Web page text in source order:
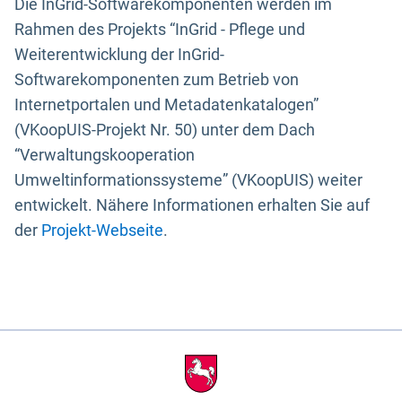
Die InGrid-Softwarekomponenten werden im
Rahmen des Projekts “InGrid - Pflege und
Weiterentwicklung der InGrid-
Softwarekomponenten zum Betrieb von
Internetportalen und Metadatenkatalogen”
(VKoopUIS-Projekt Nr. 50) unter dem Dach
“Verwaltungskooperation
Umweltinformationssysteme” (VKoopUIS) weiter
entwickelt. Nähere Informationen erhalten Sie auf
der Projekt-Webseite.